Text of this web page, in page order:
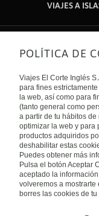
VIAJES A
Sobre
Quiénes somos
Financiación
Sostenibilidad
Turismo accesible
Tarjeta El Corte
Trabaja con
El Corte Inglés
Canal Ético
Enlaces de
Guías de viaje
Catálogos
Auto check-in
Condiciones
Política de
Política de cookies
Accesibilidad
Empresas/ Grupos
Internacional
España
Visita nuestro blog
Blog de Viajes el
POLÍTICA DE
Viajes El Corte Inglés
para fines
la web, así como para
(tanto general como
a partir de tu hábitos
optimizar la web y para
productos adquiridos
deshabilitar estas
Puedes obtener más
Pulsa el botón Aceptar
aceptado la
volveremos a mostrarte
borres las cookies de